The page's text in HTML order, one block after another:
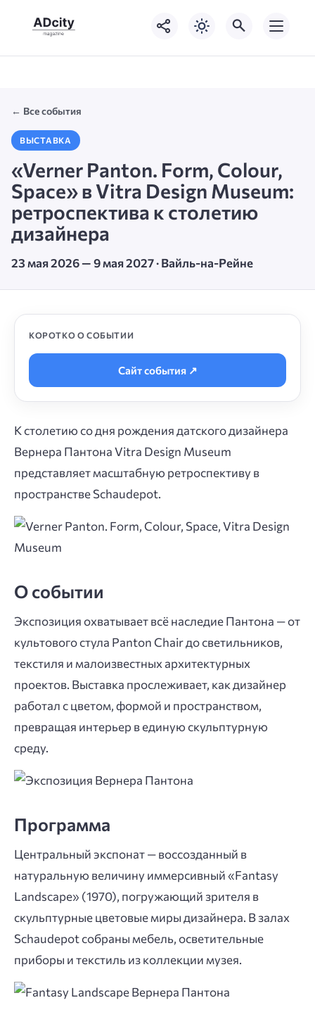
← Все события
ВЫСТАВКА
«Verner Panton. Form, Colour,
Space» в Vitra Design Museum:
ретроспектива к столетию
дизайнера
23 мая 2026 — 9 мая 2027 · Вайль-на-Рейне
К столетию со дня рождения датского дизайнера
Вернера Пантона Vitra Design Museum
представляет масштабную ретроспективу в
пространстве Schaudepot.
О событии
Экспозиция охватывает всё наследие Пантона — от
культового стула Panton Chair до светильников,
текстиля и малоизвестных архитектурных
проектов. Выставка прослеживает, как дизайнер
работал с цветом, формой и пространством,
превращая интерьер в единую скульптурную
среду.
Программа
Центральный экспонат — воссозданный в
натуральную величину иммерсивный «Fantasy
Landscape» (1970), погружающий зрителя в
скульптурные цветовые миры дизайнера. В залах
Schaudepot собраны мебель, осветительные
приборы и текстиль из коллекции музея.
КОРОТКО О СОБЫТИИ
Сайт события ↗